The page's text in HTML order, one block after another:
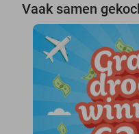
Vaak samen